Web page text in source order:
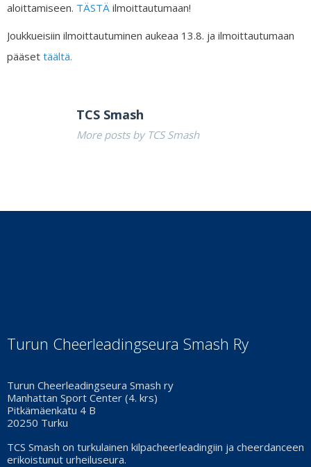
aloittamiseen. TÄSTÄ ilmoittautumaan!
Joukkueisiin ilmoittautuminen aukeaa 13.8. ja ilmoittautumaan
pääset täältä.
TCS Smash
More posts by TCS Smash
Turun Cheerleadingseura Smash Ry
Turun Cheerleadingseura Smash ry
Manhattan Sport Center (4. krs)
Pitkämäenkatu 4 B
20250 Turku
TCS Smash on turkulainen kilpacheerleadingiin ja cheerdanceen
erikoistunut urheiluseura.